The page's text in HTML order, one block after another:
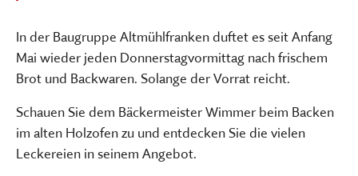
In der Baugruppe Altmühlfranken duftet es seit Anfang
Mai wieder jeden Donnerstagvormittag nach frischem
Brot und Backwaren. Solange der Vorrat reicht.
Schauen Sie dem Bäckermeister Wimmer beim Backen
im alten Holzofen zu und entdecken Sie die vielen
Leckereien in seinem Angebot.